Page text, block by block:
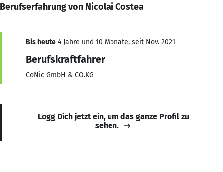
Berufserfahrung von Nicolai Costea
Bis heute 4 Jahre und 10 Monate, seit Nov. 2021
Berufskraftfahrer
CoNic GmbH & CO.KG
Logg Dich jetzt ein, um das ganze Profil zu
sehen.